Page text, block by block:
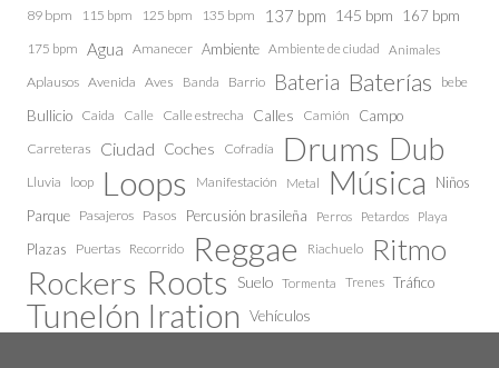
89 bpm 115 bpm 125 bpm 135 bpm 137 bpm 145 bpm 167 bpm
175 bpm Agua Amanecer Ambiente Ambiente de ciudad Animales
Aplausos Avenida Aves Banda Barrio Bateria Baterías bebe
Bullicio Caida Calle Calle estrecha Calles Camión Campo
Carreteras Ciudad Coches Cofradía Drums Dub
Lluvia loop Loops Manifestación Metal Música
Niños
Parque Pasajeros Pasos Percusión brasileña Perros Petardos Playa
Plazas Puertas Recorrido Reggae Riachuelo Ritmo
Rockers Roots Suelo Tormenta Trenes Tráfico
Tunelón Iration Vehículos